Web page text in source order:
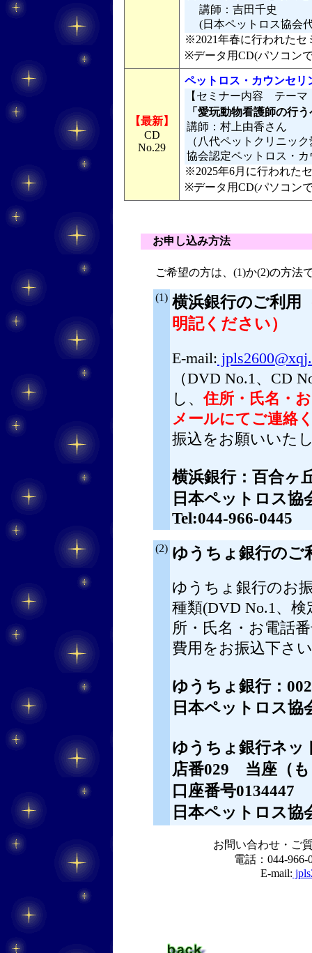
講師：吉田千史
(日本ペットロス協会
※2021年春に行われたセ
※データ用CD(パソコン
【最新】
CD
No.29
ペットロス・カウンセ
【セミナー内容 テーマ
「愛玩動物看護師の行
講師：村上由香さん
（八代ペットクリニッ
協会認定ペットロス・
※2025年6月に行われた
※データ用CD(パソコン
お申し込み方法
ご希望の方は、(1)か(2)の方法
(1) 横浜銀行のご利用
明記ください）
E-mail:
（DVD No.1、CD
し、住所・氏名・
メールにてご連絡
振込をお願いいた
横浜銀行：百合ヶ
日本ペットロス
Tel:044-966-0445
(2) ゆうちょ銀行のご
ゆうちょ銀行のお
種類(DVD No.1、
所・氏名・お電話
費用をお振込下さ
ゆうちょ銀行：
日本ペットロス
ゆうちょ銀行ネッ
店番029 当座（
口座番号0134447
日本ペットロス
お問い合わせ・ご
電話：044-966-
E-mail: